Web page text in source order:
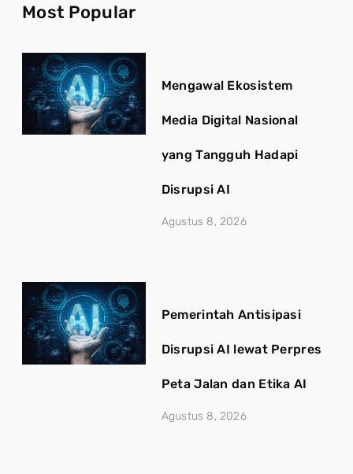
Most Popular
Mengawal Ekosistem
Media Digital Nasional
yang Tangguh Hadapi
Disrupsi AI
Agustus 8, 2026
Pemerintah Antisipasi
Disrupsi AI lewat Perpres
Peta Jalan dan Etika AI
Agustus 8, 2026